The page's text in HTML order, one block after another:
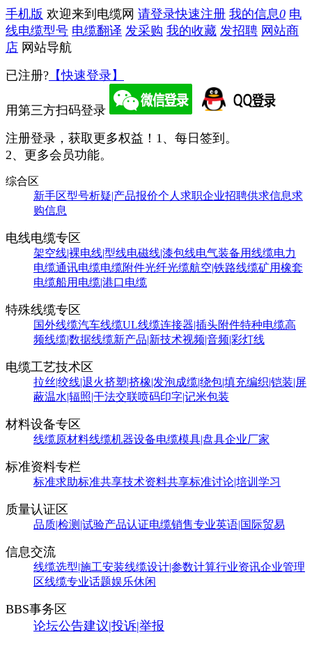
手机版 欢迎来到电缆网 请登录快速注册 我的信息0 电
线电缆型号 电缆翻译 发采购 我的收藏 发招聘 网站商
店 网站导航
已注册? 【快速登录】
用第三方扫码登录
注册登录，获取更多权益！ 1、每日签到。
2、更多会员功能。
综合区
新手区型号析疑|产品报价个人求职企业招聘供求信息求
购信息
电线电缆专区
架空线|裸电线|型线电磁线|漆包线电气装备用线缆电力
电缆通讯电缆电缆附件光纤光缆航空|铁路线缆矿用橡套
电缆船用电缆|港口电缆
特殊线缆专区
国外线缆汽车线缆UL线缆连接器|插头附件特种电缆高
频线缆|数据线缆新产品|新技术视频|音频|彩灯线
电缆工艺技术区
拉丝|绞线|退火挤塑|挤橡|发泡成缆|绕包|填充编织|铠装|屏
蔽温水|辐照|干法交联喷码印字|记米包装
材料设备专区
线缆原材料线缆机器设备电缆模具|盘具企业厂家
标准资料专栏
标准求助标准共享技术资料共享标准讨论|培训学习
质量认证区
品质|检测|试验产品认证电缆销售专业英语|国际贸易
信息交流
线缆选型|施工安装线缆设计|参数计算行业资讯企业管理
区线缆专业话题娱乐休闲
BBS事务区
论坛公告建议|投诉|举报